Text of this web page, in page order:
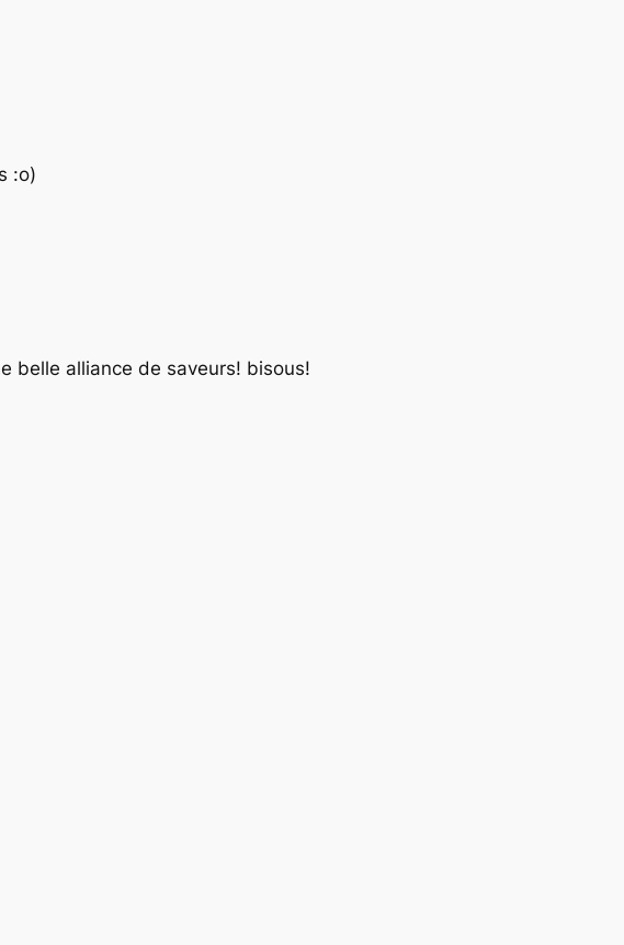
:o)
belle alliance de saveurs! bisous!